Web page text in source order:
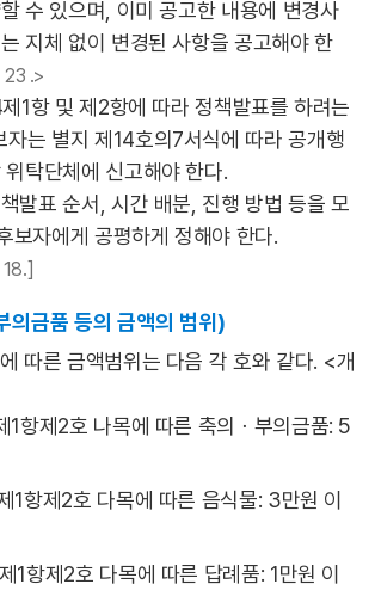
수 있으며, 이미 공고한 내용에 변경사
지체 없이 변경된 사항을 공고해야 한
23 .>
1항 및 제2항에 따라 정책발표를 하려는
자는 별지 제14호의7서식에 따라 공개행
탁단체에 신고해야 한다.
발표 순서, 시간 배분, 진행 방법 등을 모
보자에게 공평하게 정해야 한다.
의금품 등의 금액의 범위)
따른 금액범위는 다음 각 호와 같다. <개
1항제2호 나목에 따른 축의ㆍ부의금품: 5
1항제2호 다목에 따른 음식물: 3만원 이
1항제2호 다목에 따른 답례품: 1만원 이